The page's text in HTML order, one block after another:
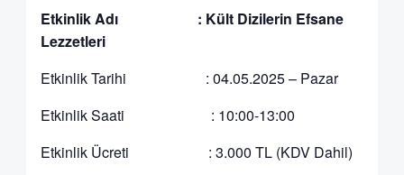
Etkinlik Adı : Kült Dizilerin Efsane
Lezzetleri
Etkinlik Tarihi : 04.05.2025 – Pazar
Etkinlik Saati : 10:00-13:00
Etkinlik Ücreti : 3.000 TL (KDV Dahil)